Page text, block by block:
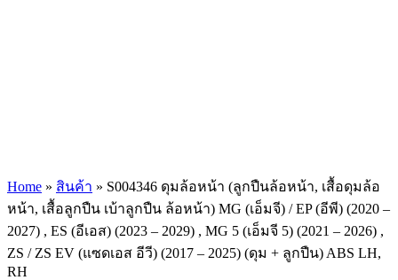
Home » สินค้า » S004346 ดุมล้อหน้า (ลูกปืนล้อหน้า, เสื้อดุมล้อ
หน้า, เสื้อลูกปืน เบ้าลูกปืน ล้อหน้า) MG (เอ็มจี) / EP (อีพี) (2020 –
2027) , ES (อีเอส) (2023 – 2029) , MG 5 (เอ็มจี 5) (2021 – 2026) ,
ZS / ZS EV (แซดเอส อีวี) (2017 – 2025) (ดุม + ลูกปืน) ABS LH,
RH